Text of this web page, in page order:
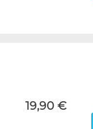
19,90 €